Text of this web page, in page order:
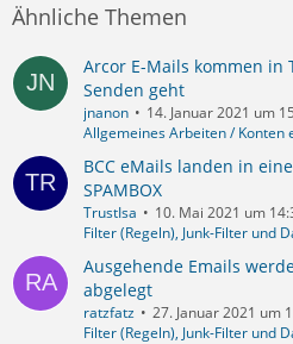
Ähnliche Themen
Arcor E-Mails kommen
Senden geht
jnanon
14. Januar 2021 um
Allgemeines Arbeiten / Konten
BCC eMails landen in
SPAMBOX
TrustIsa
10. Mai 2021 um
Filter (Regeln), Junk-Filter und
Ausgehende Emails
abgelegt
ratzfatz
27. Januar 2021 um
Filter (Regeln), Junk-Filter und